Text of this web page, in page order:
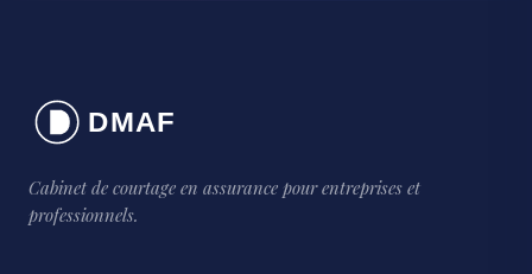
Cabinet de courtage en assurance pour entreprises et
professionnels.